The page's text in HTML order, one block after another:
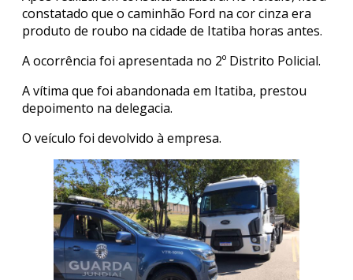
constatado que o caminhão Ford na cor cinza era
produto de roubo na cidade de Itatiba horas antes.
A ocorrência foi apresentada no 2º Distrito Policial.
A vítima que foi abandonada em Itatiba, prestou
depoimento na delegacia.
O veículo foi devolvido à empresa.